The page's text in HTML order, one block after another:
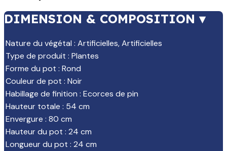
DIMENSION & COMPOSITION ▾
Nature du végétal : Artificielles,Artificielles
Type de produit : Plantes
Forme du pot : Rond
Couleur de pot : Noir
Habillage de finition : Ecorces de pin
Hauteur totale : 54 cm
Envergure : 80 cm
Hauteur du pot : 24 cm
Longueur du pot : 24 cm